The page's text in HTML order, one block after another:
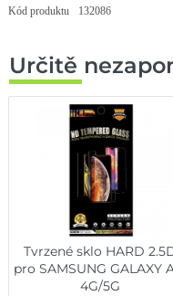
Kód produktu 132086
Určitě
Tvrzené sklo HARD
pro SAMSUNG GALAXY
4G/5G